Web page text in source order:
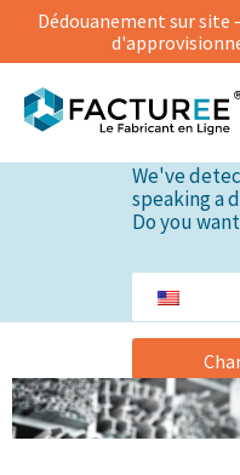
We've
speaking a
Do you
Dédouanement sur site
© studiovin | Shutterstock